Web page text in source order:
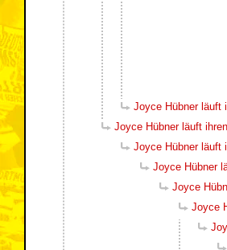
Joyce Hübner läuft
Joyce Hübner läuft
Joyce Hübner läuft
Joyce Hübner
Joyce
Joyce